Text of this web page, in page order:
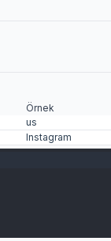
Örnek
us
Instagram